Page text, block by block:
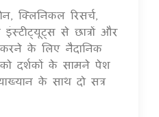
क्लिनिकल रिसर्च,
से छात्रों और
करने के लिए नैदानिक
दर्शकों के सामने पेश
के साथ दो सत्र